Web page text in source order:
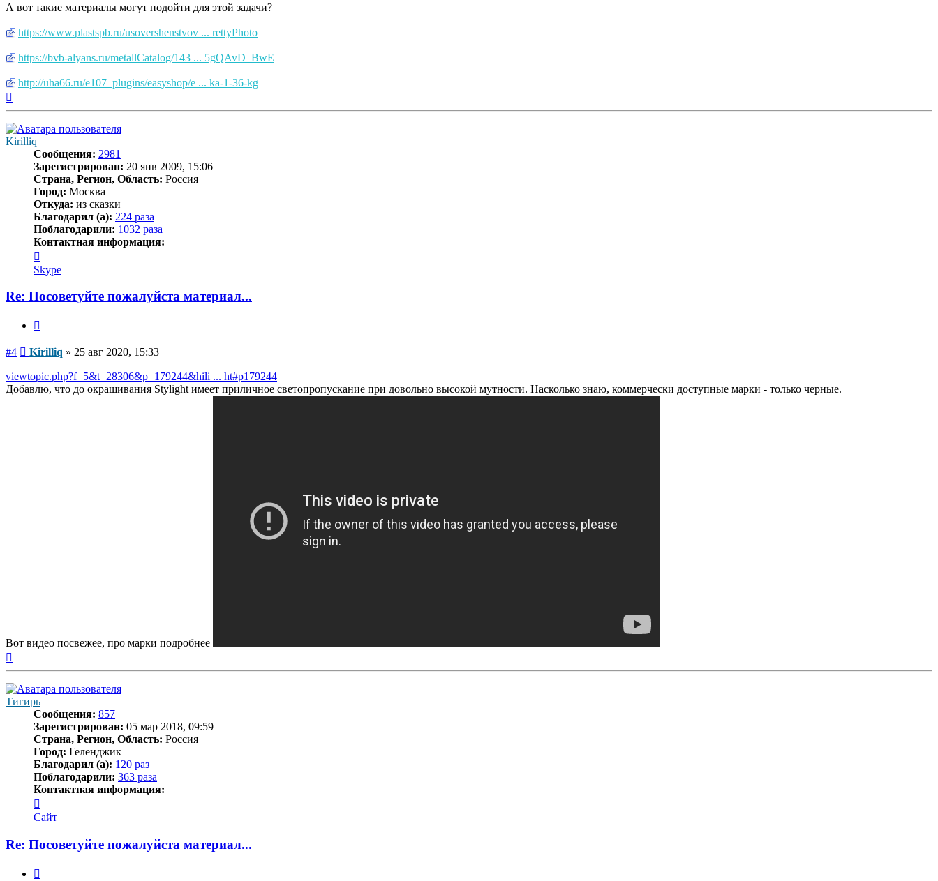
А вот такие материалы могут подойти для этой задачи?
https://www.plastspb.ru/usovershenstvov ... rettyPhoto
https://bvb-alyans.ru/metallCatalog/143 ... 5gQAvD_BwE
http://uha66.ru/e107_plugins/easyshop/e ... ka-1-36-kg
Kirilliq
Сообщения: 2981
Зарегистрирован: 20 янв 2009, 15:06
Страна, Регион, Область: Россия
Город: Москва
Откуда: из сказки
Благодарил (а): 224 раза
Поблагодарили: 1032 раза
Контактная информация:
информация
пользователя
Skype
Re: Посоветуйте пожалуйста материал...
#4 Сообщение
Kirilliq » 25 авг 2020, 15:33
viewtopic.php?f=5&t=28306&p=179244&hili ... ht#p179244
Добавлю, что до окрашивания Stylight имеет приличное светопропускание при довольно высокой мутности. Насколько знаю, коммерчески доступные марки - только черные.
Вот видео посвежее, про марки подробнее
Тигирь
Сообщения: 857
Зарегистрирован: 05 мар 2018, 09:59
Страна, Регион, Область: Россия
Город: Геленджик
Благодарил (а): 120 раз
Поблагодарили: 363 раза
Контактная информация:
информация
пользователя
Сайт
Re: Посоветуйте пожалуйста материал...